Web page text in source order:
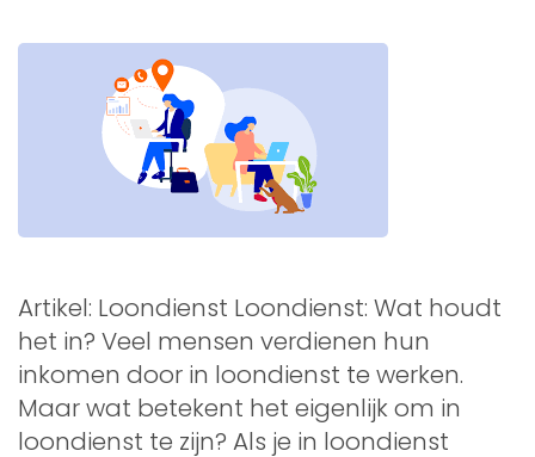
Artikel: Loondienst Loondienst: Wat houdt
het in? Veel mensen verdienen hun
inkomen door in loondienst te werken.
Maar wat betekent het eigenlijk om in
loondienst te zijn? Als je in loondienst